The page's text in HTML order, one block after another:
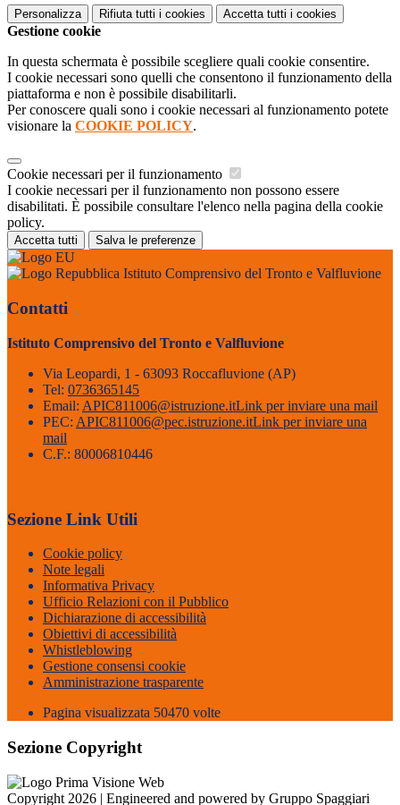
Personalizza Rifiuta tutti i cookies Accetta tutti i cookies
Gestione cookie
In questa schermata è possibile scegliere quali cookie consentire.
I cookie necessari sono quelli che consentono il funzionamento della
piattaforma e non è possibile disabilitarli.
Per conoscere quali sono i cookie necessari al funzionamento potete
visionare la COOKIE POLICY.
Cookie necessari per il funzionamento
I cookie necessari per il funzionamento non possono essere
disabilitati. È possibile consultare l'elenco nella pagina della cookie
policy.
Accetta tutti Salva le preferenze
Istituto Comprensivo del Tronto e Valfluvione
Contatti
Istituto Comprensivo del Tronto e Valfluvione
Via Leopardi, 1 - 63093 Roccafluvione (AP)
Tel: 0736365145
Email: APIC811006@istruzione.itLink per inviare una mail
PEC: APIC811006@pec.istruzione.itLink per inviare una
mail
C.F.: 80006810446
Sezione Link Utili
Cookie policy
Note legali
Informativa Privacy
Ufficio Relazioni con il Pubblico
Dichiarazione di accessibilità
Obiettivi di accessibilità
Whistleblowing
Gestione consensi cookie
Amministrazione trasparente
Pagina visualizzata 50470 volte
Sezione Copyright
Copyright 2026 | Engineered and powered by Gruppo Spaggiari